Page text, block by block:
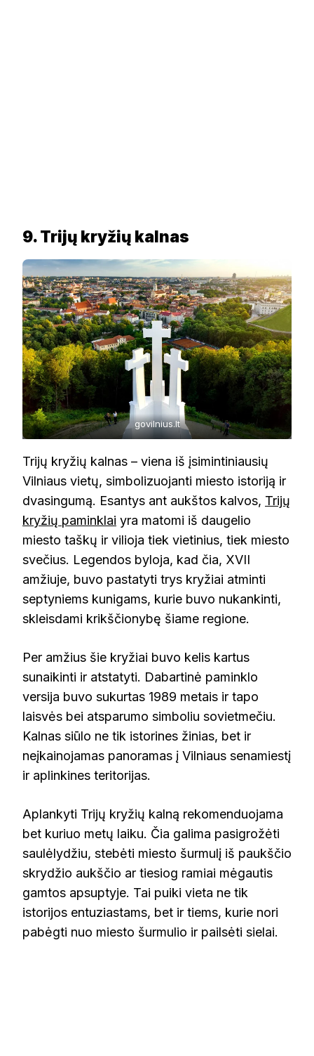
9. Trijų kryžių kalnas
govilnius.lt
Trijų kryžių kalnas – viena iš įsimintiniausių
Vilniaus vietų, simbolizuojanti miesto istoriją ir
dvasingumą. Esantys ant aukštos kalvos, Trijų
kryžių paminklai yra matomi iš daugelio
miesto taškų ir vilioja tiek vietinius, tiek miesto
svečius. Legendos byloja, kad čia, XVII
amžiuje, buvo pastatyti trys kryžiai atminti
septyniems kunigams, kurie buvo nukankinti,
skleisdami krikščionybę šiame regione.
Per amžius šie kryžiai buvo kelis kartus
sunaikinti ir atstatyti. Dabartinė paminklo
versija buvo sukurtas 1989 metais ir tapo
laisvės bei atsparumo simboliu sovietmečiu.
Kalnas siūlo ne tik istorines žinias, bet ir
neįkainojamas panoramas į Vilniaus senamiestį
ir aplinkines teritorijas.
Aplankyti Trijų kryžių kalną rekomenduojama
bet kuriuo metų laiku. Čia galima pasigrožėti
saulėlydžiu, stebėti miesto šurmulį iš paukščio
skrydžio aukščio ar tiesiog ramiai mėgautis
gamtos apsuptyje. Tai puiki vieta ne tik
istorijos entuziastams, bet ir tiems, kurie nori
pabėgti nuo miesto šurmulio ir pailsėti sielai.